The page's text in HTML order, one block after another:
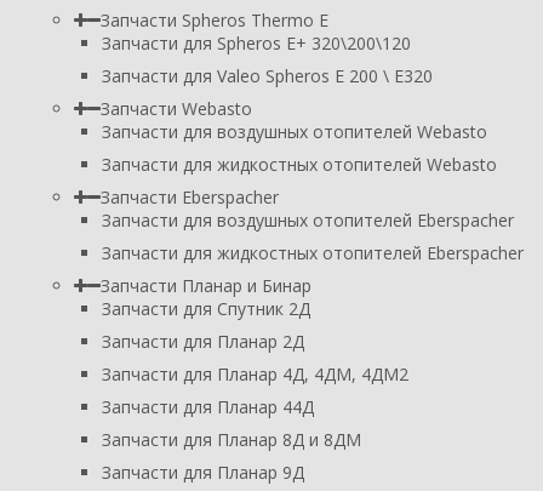
Запчасти Spheros Thermo E
Запчасти для Spheros E+ 320\200\120
Запчасти для Valeo Spheros E 200 \ E320
Запчасти Webasto
Запчасти для воздушных отопителей Webasto
Запчасти для жидкостных отопителей Webasto
Запчасти Eberspacher
Запчасти для воздушных отопителей Eberspacher
Запчасти для жидкостных отопителей Eberspacher
Запчасти Планар и Бинар
Запчасти для Спутник 2Д
Запчасти для Планар 2Д
Запчасти для Планар 4Д, 4ДМ, 4ДМ2
Запчасти для Планар 44Д
Запчасти для Планар 8Д и 8ДМ
Запчасти для Планар 9Д